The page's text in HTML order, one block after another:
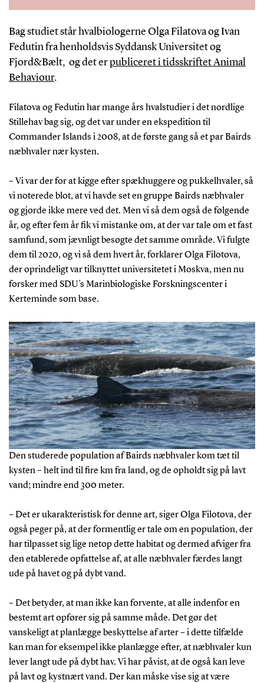
Bag studiet står hvalbiologerne Olga Filatova og Ivan
Fedutin fra henholdsvis Syddansk Universitet og
Fjord&Bælt, og det erpubliceret i tidsskriftet Animal
Behaviour.
Filatova og Fedutin har mange års hvalstudier i det nordlige
Stillehav bag sig, og det var under en ekspedition til
Commander Islands i 2008, at de første gang så et par Bairds
næbhvaler nær kysten.
– Vi var der for at kigge efter spækhuggere og pukkelhvaler, så
vi noterede blot, at vi havde set en gruppe Bairds næbhvaler
og gjorde ikke mere ved det. Men vi så dem også de følgende
år, og efter fem år fik vi mistanke om, at der var tale om et fast
samfund, som jævnligt besøgte det samme område. Vi fulgte
dem til 2020, og vi så dem hvert år, forklarer Olga Filotova,
der oprindeligt var tilknyttet universitetet i Moskva, men nu
forsker med SDU’s Marinbiologiske Forskningscenter i
Kerteminde som base.
Den studerede population af Bairds næbhvaler kom tæt til
kysten – helt ind til fire km fra land, og de opholdt sig på lavt
vand; mindre end 300 meter.
– Det er ukarakteristisk for denne art, siger Olga Filotova, der
også peger på, at der formentlig er tale om en population, der
har tilpasset sig lige netop dette habitat og dermed afviger fra
den etablerede opfattelse af, at alle næbhvaler færdes langt
ude på havet og på dybt vand.
– Det betyder, at man ikke kan forvente, at alle indenfor en
bestemt art opfører sig på samme måde. Det gør det
vanskeligt at planlægge beskyttelse af arter – i dette tilfælde
kan man for eksempel ikke planlægge efter, at næbhvaler kun
lever langt ude på dybt hav. Vi har påvist, at de også kan leve
på lavt og kystnært vand. Der kan måske vise sig at være